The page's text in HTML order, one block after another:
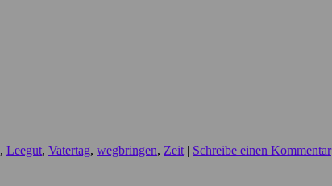
, Leegut, Vatertag, wegbringen, Zeit | Schreibe einen Kommentar